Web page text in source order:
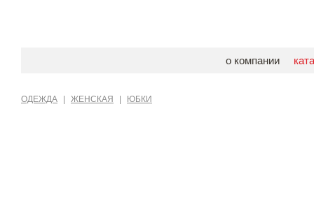
о компании
ОДЕЖДА ЖЕНСКАЯ ЮБКИ